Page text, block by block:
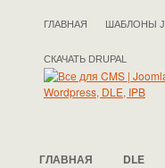
ГЛАВНАЯ ШАБЛОНЫ
СКАЧАТЬ DRUPAL
ГЛАВНАЯ DLE